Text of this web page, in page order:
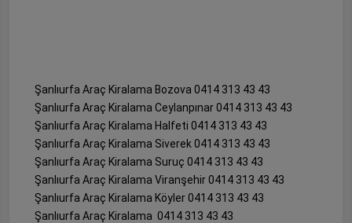
Şanlıurfa Araç Kiralama Bozova 0414 313 43 43
Şanlıurfa Araç Kiralama Ceylanpınar 0414 313 43 43
Şanlıurfa Araç Kiralama Halfeti 0414 313 43 43
Şanlıurfa Araç Kiralama Siverek 0414 313 43 43
Şanlıurfa Araç Kiralama Suruç 0414 313 43 43
Şanlıurfa Araç Kiralama Viranşehir 0414 313 43 43
Şanlıurfa Araç Kiralama Köyler 0414 313 43 43
Şanlıurfa Araç Kiralama 0414 313 43 43